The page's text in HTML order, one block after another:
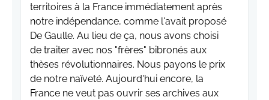
territoires à la France immédiatement après
notre indépendance, comme l'avait proposé
De Gaulle. Au lieu de ça, nous avons choisi
de traiter avec nos "frères" bibronés aux
thèses révolutionnaires. Nous payons le prix
de notre naïveté. Aujourd'hui encore, la
France ne veut pas ouvrir ses archives aux